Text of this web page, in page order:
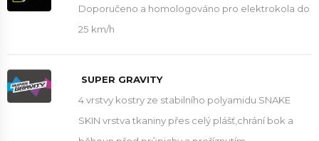
Doporučeno a homologováno pro elektrokola do
25 km/h
SUPER GRAVITY
4 vrstvy kostry ze stabilního polyamidu SNAKE
SKIN vrstva tkaniny přes celý plášť,chrání bok a